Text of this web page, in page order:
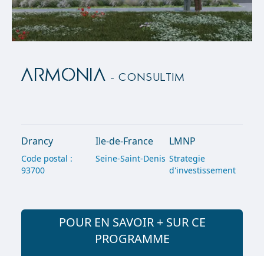
ARMONIA - Consultim
Drancy
Code postal :
93700
Ile-de-France
Seine-Saint-Denis
LMNP
Strategie
d'investissement
POUR EN SAVOIR + SUR CE
PROGRAMME